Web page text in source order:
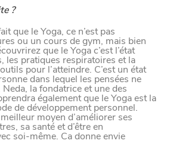
?
que le Yoga, ce n’est pas
ou un cours de gym, mais bien
que le Yoga c’est l’état
les pratiques respiratoires et la
pour l’atteindre. C’est un état
dans lequel les pensées ne
la fondatrice et une des
également que le Yoga est la
de développement personnel.
moyen d’améliorer ses
sa santé et d’être en
soi-même. Ca donne envie
le NORD